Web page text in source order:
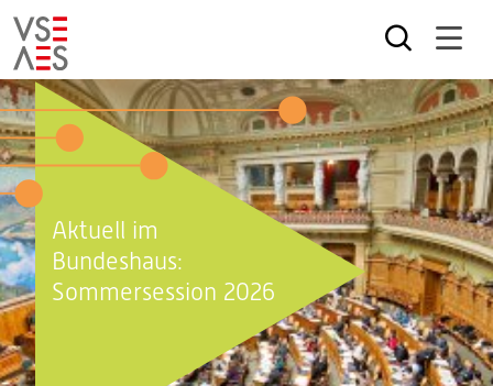
Direkt
zum
Inhalt
Aktuell im
Bundeshaus:
Sommersession 2026